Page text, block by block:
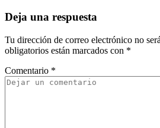
Deja una respuesta
Tu dirección de correo electrónico no
obligatorios están marcados con *
Comentario *